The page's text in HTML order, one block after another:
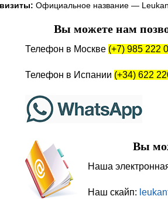
Официальное название —
Вы можете нам
Телефон в Москве (+7) 985 222
Телефон в Испании (+34) 622
Вы
Наша
Наш скайп: